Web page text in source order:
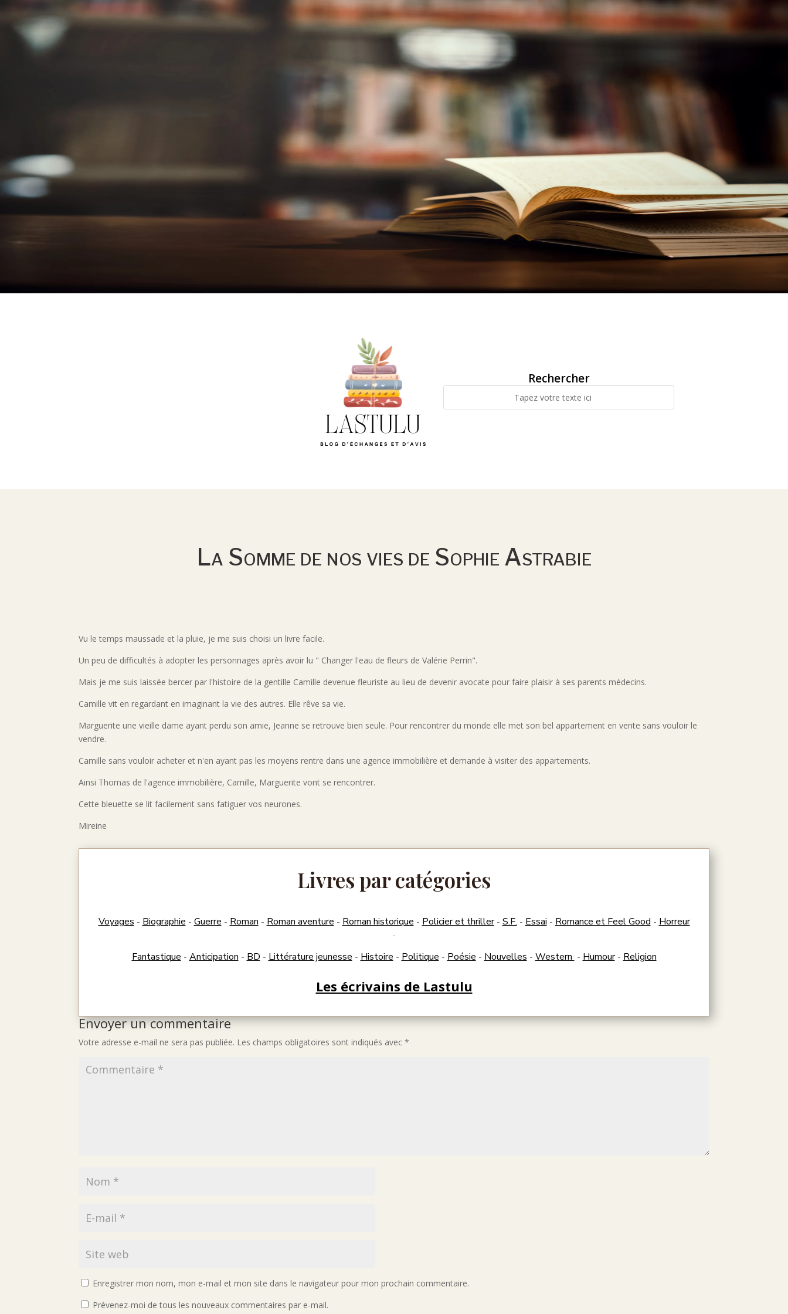
Rechercher
La Somme de nos vies de Sophie Astrabie
Vu le temps maussade et la pluie, je me suis choisi un livre facile.
Un peu de difficultés à adopter les personnages après avoir lu " Changer l'eau de fleurs de Valérie Perrin".
Mais je me suis laissée bercer par l'histoire de la gentille Camille devenue fleuriste au lieu de devenir avocate pour faire plaisir à ses parents médecins.
Camille vit en regardant en imaginant la vie des autres. Elle rêve sa vie.
Marguerite une vieille dame ayant perdu son amie, Jeanne se retrouve bien seule. Pour rencontrer du monde elle met son bel appartement en vente sans vouloir le
vendre.
Camille sans vouloir acheter et n'en ayant pas les moyens rentre dans une agence immobilière et demande à visiter des appartements.
Ainsi Thomas de l'agence immobilière, Camille, Marguerite vont se rencontrer.
Cette bleuette se lit facilement sans fatiguer vos neurones.
Mireine
Livres par catégories
Voyages - Biographie - Guerre - Roman - Roman aventure - Roman historique - Policier et thriller- S.F. - Essai - Romance et Feel Good - Horreur
-
Fantastique - Anticipation - BD - Littérature jeunesse - Histoire - Politique - Poésie - Nouvelles - Western - Humour- Religion
Les écrivains de Lastulu
Envoyer un commentaire
Votre adresse e-mail ne sera pas publiée. Les champs obligatoires sont indiqués avec*
Enregistrer mon nom, mon e-mail et mon site dans le navigateur pour mon prochain commentaire.
Prévenez-moi de tous les nouveaux commentaires par e-mail.